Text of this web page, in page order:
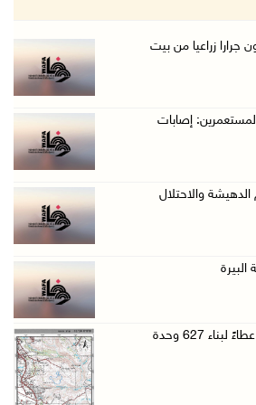
في بلدة إذنا غرب الخلي ...
رام الله
طيارة في محيط مخيم طولكرم ...
أبو فلاح
بيت عور التحتا وقرية جل ...
ناقلة إماراتية في مضيق ...
زراعيا من بيت
إصابات
والاحتلال
هيئة الجدار: الاحتلال يطرح عطاءً لبناء 627 وحدة